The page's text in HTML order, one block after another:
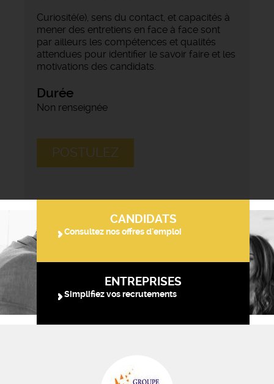
Curiosité(e), sens du contact, et capacités à
mener des entretiens en face à face sont
par ailleurs les compétences et qualités
attendues pour identifier le savoir faire et les
motivations des candidats.
Durée
Non renseignée
POSTULEZ
CANDIDATS
Consultez nos offres d'emploi
ENTREPRISES
Simplifiez vos recrutements